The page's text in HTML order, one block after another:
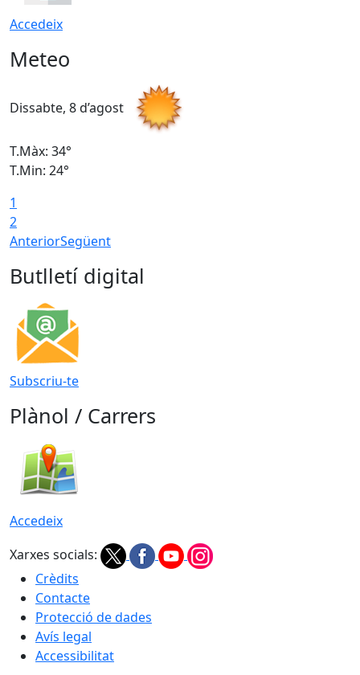
Accedeix
Meteo
Dissabte, 8 d’agost
T.Màx: 34°
T.Min: 24°
1
2
AnteriorSegüent
Butlletí digital
Subscriu-te
Plànol / Carrers
Accedeix
Xarxes socials:
Crèdits
Contacte
Protecció de dades
Avís legal
Accessibilitat